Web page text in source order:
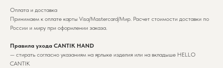
Оплата и доставка
Принимаем к оплате карты Visa/Mastercard/Мир. Расчет стоимости доставки по
России и миру при оформлении заказа.
Правила ухода CANTIK HAND
— стирать согласно указаниям на ярлыке изделия или на вкладыше HELLO
CANTIK